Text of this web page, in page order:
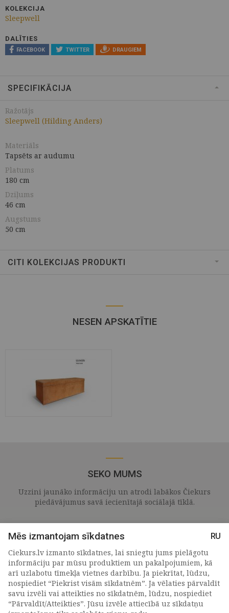
KOLEKCIJA
Sleepwell
DALĪTIES
FACEBOOK TWITTER DRAUGIEM
SPECIFIKĀCIJA
Ražotājs
Sleepwell (Hilding Anders)
Materiāls
Tapsēts ar audumu
Platums
180 cm
Dziļums
46 cm
Augstums
50 cm
CITI KOLEKCIJAS PRODUKTI
NESEN APSKATĪTIE
SEKO MUMS
Uzzini jaunāko informāciju un atrodi labākos Čiekurs
piedāvājumus savā iecienītajā sociālajā tīklā.
PIETEIKTIES MŪSU JAUNUMIEM
Mēs izmantojam sīkdatnes
RU
Ciekurs.lv izmanto sīkdatnes, lai sniegtu jums pielāgotu
informāciju par mūsu produktiem un pakalpojumiem, kā
arī uzlabotu tīmekļa vietnes darbību. Ja piekrītat, lūdzu,
nospiediet “Piekrist visām sīkdatnēm”. Ja vēlaties pārvaldīt
savu izvēli vai atteikties no sīkdatnēm, lūdzu, nospiediet
“Pārvaldīt/Atteikties”. Jūsu izvēle attiecībā uz sīkdatņu